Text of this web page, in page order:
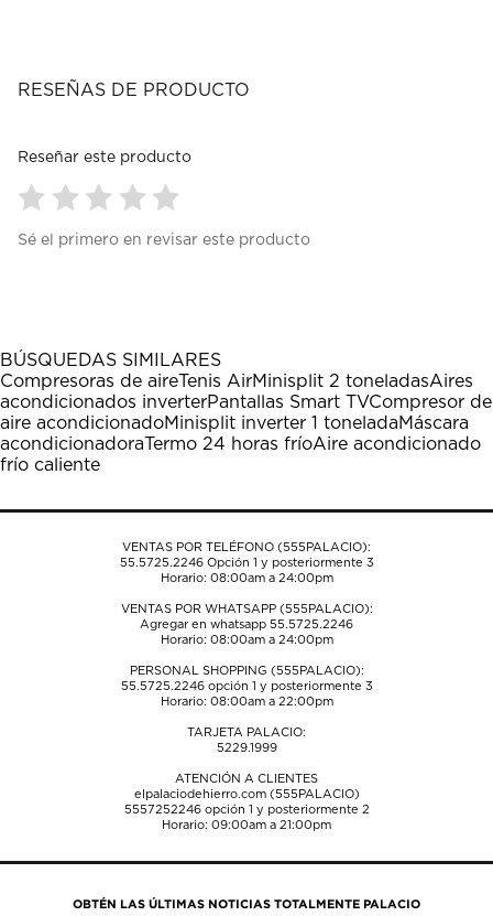
RESEÑAS DE PRODUCTO
Reseñar este producto
para
1
estrella
Esta
acción
abrirá
el
formulario
envío.
para
estrellas.
Esta
acción
abrirá
el
formulario
envío.
para
estrellas.
Esta
acción
abrirá
el
formulario
envío.
para
estrellas.
Esta
acción
abrirá
el
envío.
para
estrellas.
Esta
acción
abrirá
el
envío.
Sé el primero en revisar este producto
BÚSQUEDAS SIMILARES
Compresoras de aireTenis AirMinisplit 2 toneladasAires
acondicionados inverterPantallas Smart TVCompresor de
aire acondicionadoMinisplit inverter 1 toneladaMáscara
acondicionadoraTermo 24 horas fríoAire acondicionado
frío caliente
VENTAS POR TELÉFONO (555PALACIO):
55.5725.2246Opción 1 y posteriormente 3
Horario: 08:00am a 24:00pm
VENTAS POR WHATSAPP (555PALACIO):
Agregar en whatsapp 55.5725.2246
Horario: 08:00am a 24:00pm
PERSONAL SHOPPING (555PALACIO):
55.5725.2246opción 1 y posteriormente 3
Horario: 08:00am a 22:00pm
TARJETA PALACIO:
5229.1999
ATENCIÓN A CLIENTES
elpalaciodehierro.com (555PALACIO)
5557252246opción 1 y posteriormente 2
Horario: 09:00am a 21:00pm
OBTÉN LAS ÚLTIMAS NOTICIAS TOTALMENTE PALACIO